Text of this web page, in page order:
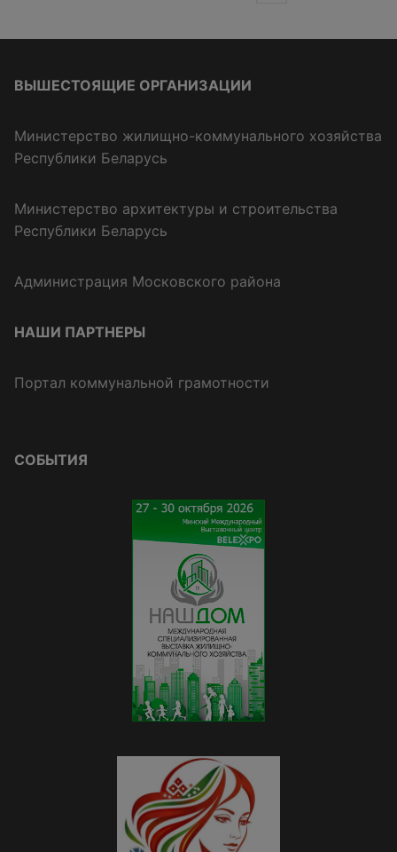
ВЫШЕСТОЯЩИЕ ОРГАНИЗАЦИИ
Министерство жилищно-коммунального хозяйства
Республики Беларусь
Министерство архитектуры и строительства
Республики Беларусь
Администрация Московского района
НАШИ ПАРТНЕРЫ
Портал коммунальной грамотности
СОБЫТИЯ